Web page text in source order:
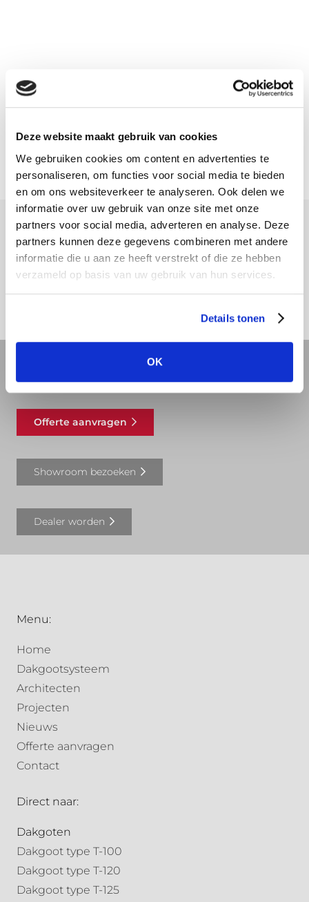
Deze website maakt gebruik van cookies
We gebruiken cookies om content en advertenties te
personaliseren, om functies voor social media te bieden
en om ons websiteverkeer te analyseren. Ook delen we
informatie over uw gebruik van onze site met onze
partners voor social media, adverteren en analyse. Deze
partners kunnen deze gegevens combineren met andere
informatie die u aan ze heeft verstrekt of die ze hebben
verzameld op basis van uw gebruik van hun services.
Details tonen
OK
Maat B
45
Maat D
Meer informatie
Download hier onze montagehandleiding
Offerte aanvragen
Showroom bezoeken
Dealer worden
Menu:
Home
Dakgootsysteem
Architecten
Projecten
Nieuws
Offerte aanvragen
Contact
Direct naar:
Dakgoten
Dakgoot type T-100
Dakgoot type T-120
Dakgoot type T-125